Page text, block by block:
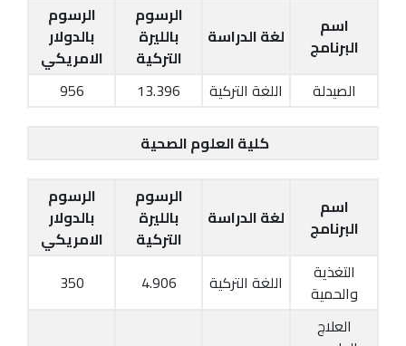
اسم
البرنامج
لغة الدراسة
الرسوم
بالليرة
التركية
الرسوم
بالدولار
الامريكي
الصيدلة
اللغة التركية 13.396
956
كلية العلوم الصحية
اسم
البرنامج
لغة الدراسة
الرسوم
بالليرة
التركية
الرسوم
بالدولار
الامريكي
التغذية
والحمية
اللغة التركية 4.906
350
العلاج